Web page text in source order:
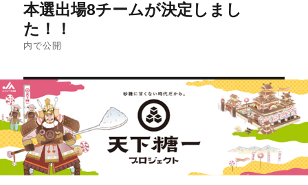
稿
ナ
ゲ
ー
シ
ョ
ン
本選出場8チームが決定しまし
た！！
内で公開